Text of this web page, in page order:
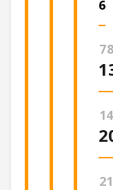
6
78
14
21